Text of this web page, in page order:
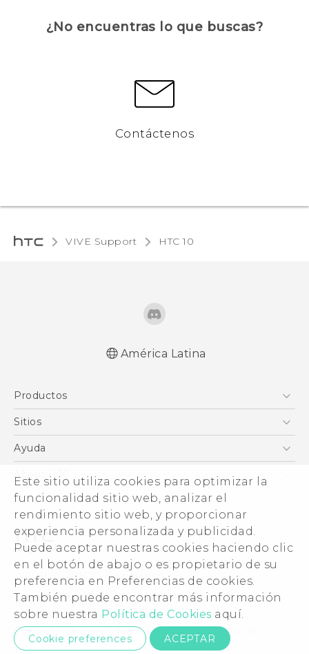
Este sitio utiliza cookies para optimizar la
funcionalidad sitio web, analizar el
rendimiento sitio web, y proporcionar
experiencia personalizada y publicidad.
Puede aceptar nuestras cookies haciendo clic
en el botón de abajo o es propietario de su
preferencia en Preferencias de cookies.
También puede encontrar más información
sobre nuestra Política de Cookies aquí.
Cookie preferences ACEPTAR
¿No encuentras lo que buscas?
Contáctenos
VIVE Support HTC 10‎
seguridad
English - Safety and regulatory guide
América Latina
Productos
5G
EXODUS
VIVE
VIVEPORT
Sitios
HTC Desarrollo
VIVE
Ayuda
About HTC
ESG
Seguridad del producto
Inversores (Inglés)
Normas de confidencialidad
Código de conducta
Trabaja con nosotros
Security and Privacy Whitepaper
© 2011-2026 HTC Corporation
Legal terms
Contacto de privacidad: Global-Privacy@htc.com